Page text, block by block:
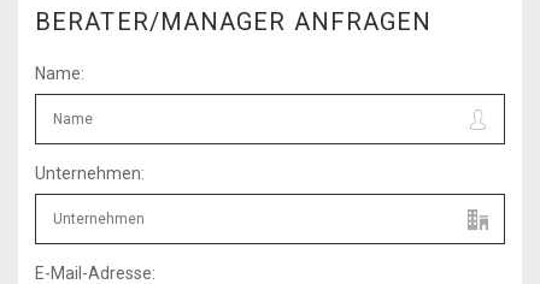
BERATER/MANAGER ANFRAGEN
Name:
Unternehmen:
E-Mail-Adresse: